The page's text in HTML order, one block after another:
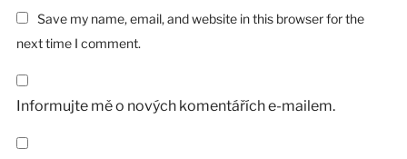
Save my name, email, and website in this browser for the
next time I comment.
Informujte mě o nových komentářích e-mailem.